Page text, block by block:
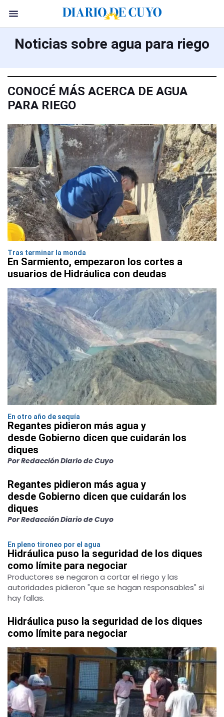
Noticias sobre agua para riego
CONOCÉ MÁS ACERCA DE AGUA
PARA RIEGO
Tras terminar la monda
En Sarmiento, empezaron los cortes a
usuarios de Hidráulica con deudas
En otro año de sequía
Regantes pidieron más agua y
desde Gobierno dicen que cuidarán los
diques
Por Redacción Diario de Cuyo
Regantes pidieron más agua y
desde Gobierno dicen que cuidarán los
diques
Por Redacción Diario de Cuyo
En pleno tironeo por el agua
Hidráulica puso la seguridad de los diques
como límite para negociar
Productores se negaron a cortar el riego y las
autoridades pidieron "que se hagan responsables" si
hay fallas.
Hidráulica puso la seguridad de los diques
como límite para negociar